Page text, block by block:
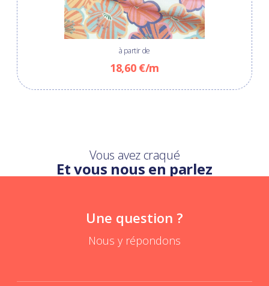
à partir de
18,60 €/m
Vous avez craqué
Et vous nous en parlez
Une question ?
Nous y répondons